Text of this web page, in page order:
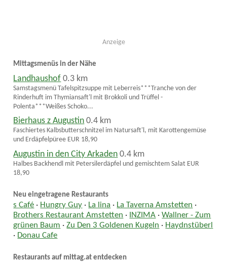
Anzeige
Mittagsmenüs in der Nähe
Landhaushof 0.3 km
Samstagsmenü Tafelspitzsuppe mit Leberreis***Tranche von der
Rinderhuft im Thymiansaft'l mit Brokkoli und Trüffel -
Polenta***Weißes Schoko...
Bierhaus z Augustin 0.4 km
Faschiertes Kalbsbutterschnitzel im Natursaft'l, mit Karottengemüse
und Erdäpfelpüree EUR 18,90
Augustin in den City Arkaden 0.4 km
Halbes Backhendl mit Petersilerdäpfel und gemischtem Salat EUR
18,90
Neu eingetragene Restaurants
s Café · Hungry Guy · La lina · La Taverna Amstetten ·
Brothers Restaurant Amstetten · INZIMA ·Wallner - Zum
grünen Baum ·Zu Den 3 Goldenen Kugeln · Haydnstüberl
· Donau Cafe
Restaurants auf mittag.at entdecken